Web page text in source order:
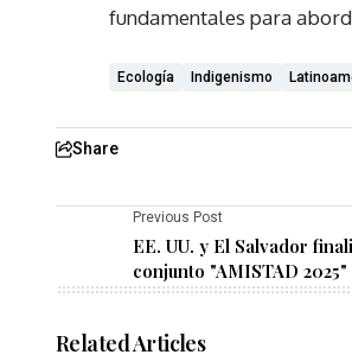
fundamentales para
Ecología Indigenismo
Share
Previous Post
EE. UU. y El Salvador
conjunto "AMISTAD 2025"
Related Articles